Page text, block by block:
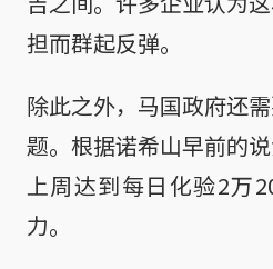
担而群起反弹。
除此之外，马国政府还
题。根据诺希山早前的
上周达到每日化验2万
力。